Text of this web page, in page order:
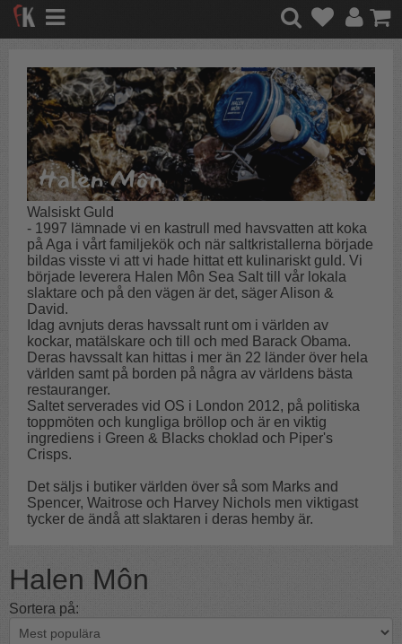
Walsiskt Guld
- 1997 lämnade vi en kastrull med havsvatten att koka
på Aga i vårt familjekök och när saltkristallerna började
bildas visste vi att vi hade hittat ett kulinariskt guld. Vi
började leverera Halen Môn Sea Salt till vår lokala
slaktare och på den vägen är det, säger Alison &
David.
Idag avnjuts deras havssalt runt om i världen av
kockar, matälskare och till och med Barack Obama.
Deras havssalt kan hittas i mer än 22 länder över hela
världen samt på borden på några av världens bästa
restauranger.
Saltet serverades vid OS i London 2012, på politiska
toppmöten och kungliga bröllop och är en viktig
ingrediens i Green & Blacks choklad och Piper's
Crisps.
Det säljs i butiker världen över så som Marks and
Spencer, Waitrose och Harvey Nichols men viktigast
tycker de ändå att slaktaren i deras hemby är.
Halen Môn
Sortera på: